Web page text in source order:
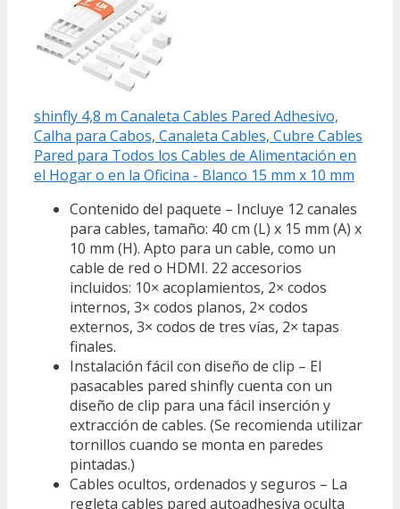
shinfly 4,8 m Canaleta Cables Pared Adhesivo,
Calha para Cabos, Canaleta Cables, Cubre Cables
Pared para Todos los Cables de Alimentación en
el Hogar o en la Oficina - Blanco 15 mm x 10 mm
Contenido del paquete – Incluye 12 canales
para cables, tamaño: 40 cm (L) x 15 mm (A) x
10 mm (H). Apto para un cable, como un
cable de red o HDMI. 22 accesorios
incluidos: 10× acoplamientos, 2× codos
internos, 3× codos planos, 2× codos
externos, 3× codos de tres vías, 2× tapas
finales.
Instalación fácil con diseño de clip – El
pasacables pared shinfly cuenta con un
diseño de clip para una fácil inserción y
extracción de cables. (Se recomienda utilizar
tornillos cuando se monta en paredes
pintadas.)
Cables ocultos, ordenados y seguros – La
regleta cables pared autoadhesiva oculta